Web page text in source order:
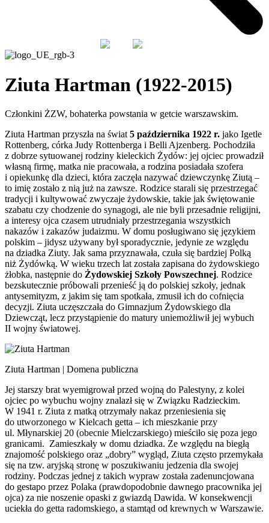
Ziuta Hartman (1922-2015)
Członkini ŻZW, bohaterka powstania w getcie warszawskim.
Ziuta Hartman przyszła na świat 5 października 1922 r. jako Igetle
Rottenberg, córka Judy Rottenberga i Belli Ajzenberg. Pochodziła
z dobrze sytuowanej rodziny kieleckich Żydów: jej ojciec prowadził
własną firmę, matka nie pracowała, a rodzina posiadała szofera
i opiekunkę dla dzieci, która zaczęła nazywać dziewczynkę Ziutą –
to imię zostało z nią już na zawsze. Rodzice starali się przestrzegać
tradycji i kultywować zwyczaje żydowskie, takie jak świętowanie
szabatu czy chodzenie do synagogi, ale nie byli przesadnie religijni,
a interesy ojca czasem utrudniały przestrzegania wszystkich
nakazów i zakazów judaizmu. W domu posługiwano się językiem
polskim – jidysz używany był sporadycznie, jedynie ze względu
na dziadka Ziuty. Jak sama przyznawała, czuła się bardziej Polką
niż Żydówką. W wieku trzech lat została zapisana do żydowskiego
żłobka, następnie do Żydowskiej Szkoły Powszechnej. Rodzice
bezskutecznie próbowali przenieść ją do polskiej szkoły, jednak
antysemityzm, z jakim się tam spotkała, zmusił ich do cofnięcia
decyzji. Ziuta uczęszczała do Gimnazjum Żydowskiego dla
Dziewcząt, lecz przystąpienie do matury uniemożliwił jej wybuch
II wojny światowej.
Ziuta Hartman | Domena publiczna
Jej starszy brat wyemigrował przed wojną do Palestyny, z kolei
ojciec po wybuchu wojny znalazł się w Związku Radzieckim.
W 1941 r. Ziuta z matką otrzymały nakaz przeniesienia się
do utworzonego w Kielcach getta – ich mieszkanie przy
ul. Młynarskiej 20 (obecnie Mielczarskiego) mieściło się poza jego
granicami. Zamieszkały w domu dziadka. Ze względu na biegłą
znajomość polskiego oraz „dobry” wygląd, Ziuta często przemykała
się na tzw. aryjską stronę w poszukiwaniu jedzenia dla swojej
rodziny. Podczas jednej z takich wypraw została zadenuncjowana
do gestapo przez Polaka (prawdopodobnie dawnego pracownika jej
ojca) za nie noszenie opaski z gwiazdą Dawida. W konsekwencji
uciekła do getta radomskiego, a stamtąd od krewnych w Warszawie.